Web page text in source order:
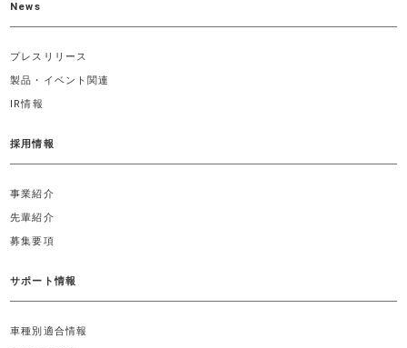
News
プレスリリース
製品・イベント関連
IR情報
採用情報
事業紹介
先輩紹介
募集要項
サポート情報
車種別適合情報